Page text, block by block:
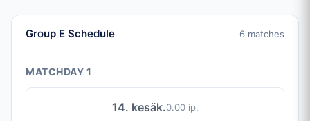
Group E Schedule 6 matches
MATCHDAY 1
14. kesäk.0.00 ip.